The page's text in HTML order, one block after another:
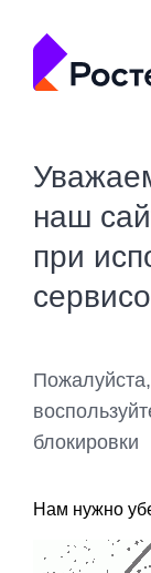
наш
при
блокировки
Нам нужно